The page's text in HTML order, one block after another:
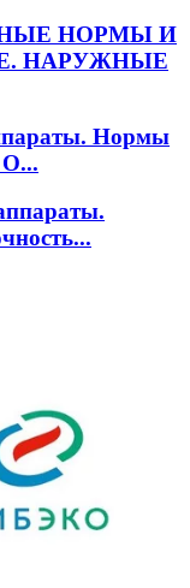
НОРМЫ И
НАРУЖНЫЕ
Нормы
О...